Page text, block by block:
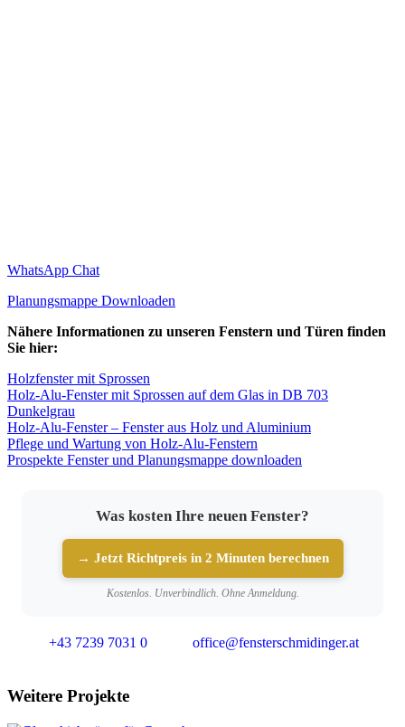
WhatsApp Chat
Planungsmappe Downloaden
Nähere Informationen zu unseren Fenstern und Türen finden
Sie hier:
Holzfenster mit Sprossen
Holz-Alu-Fenster mit Sprossen auf dem Glas in DB 703
Dunkelgrau
Holz-Alu-Fenster – Fenster aus Holz und Aluminium
Pflege und Wartung von Holz-Alu-Fenstern
Prospekte Fenster und Planungsmappe downloaden
Was kosten Ihre neuen Fenster?
→ Jetzt Richtpreis in 2 Minuten berechnen
Kostenlos. Unverbindlich. Ohne Anmeldung.
+43 7239 7031 0 office@fensterschmidinger.at
Weitere Projekte